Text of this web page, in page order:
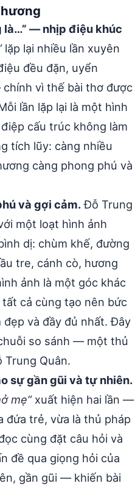
là…” — nhịp điệu khúc
lặp lại nhiều lần xuyên
đều đặn, uyển
vì thế bài thơ được
lần lặp lại là một hình
cấu trúc không làm
tích lũy: càng nhiều
càng phong phú và
và gợi cảm.Đỗ Trung
một loạt hình ảnh
dị: chùm khế, đường
tre, cánh cò, hương
ảnh là một góc khác
cả cùng tạo nên bức
và đầy đủ nhất. Đây
so sánh — một thủ
Quân.
sự gần gũi và tự nhiên.
mẹ”xuất hiện hai lần —
đứa trẻ, vừa là thủ pháp
cùng đặt câu hỏi và
đề qua giọng hỏi của
gần gũi — khiến bài